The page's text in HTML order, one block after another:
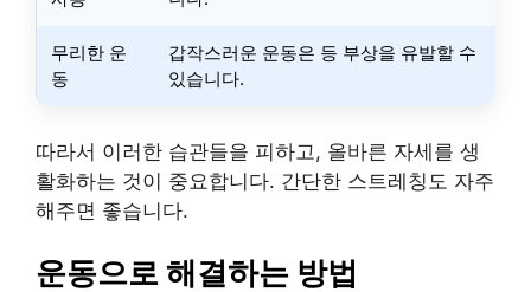
무리한 운
동
갑작스러운 운동은 등 부상을 유발할 수
있습니다.
따라서 이러한 습관들을 피하고, 올바른 자세를 생
활화하는 것이 중요합니다. 간단한 스트레칭도 자주
해주면 좋습니다.
운동으로 해결하는 방법